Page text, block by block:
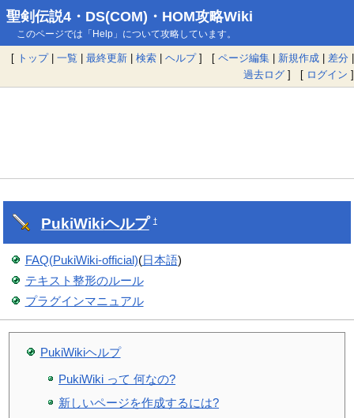
聖剣伝説4・DS(COM)・HOM攻略Wiki
このページでは「Help」について攻略しています。
[ トップ| 一覧 | 最終更新 | 検索 | ヘルプ] [ ページ編集 | 新規作成 | 差分 |
過去ログ ] [ ログイン ]
PukiWikiヘルプ †
FAQ(PukiWiki-official)(日本語)
テキスト整形のルール
プラグインマニュアル
PukiWikiヘルプ
PukiWiki って 何なの?
新しいページを作成するには?